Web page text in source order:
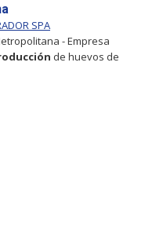
SPA
- Empresa
de huevos de